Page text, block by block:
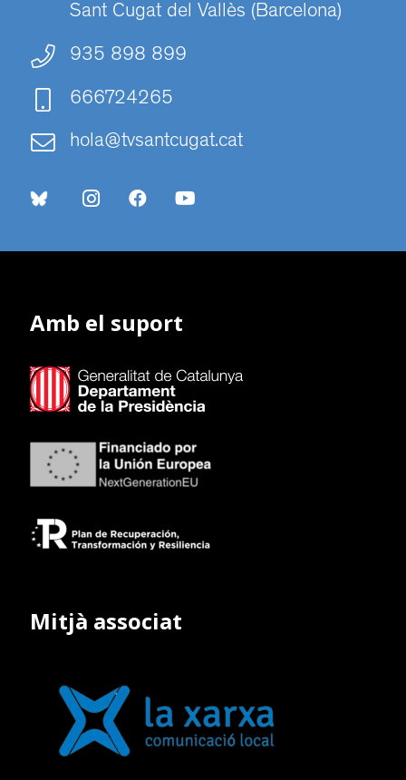
Sant Cugat del Vallès (Barcelona)
935 898 899
666724265
hola@tvsantcugat.cat
Amb el suport
Mitjà associat